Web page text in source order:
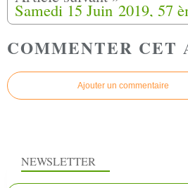
COMMENTER CET
Ajouter un commentaire
NEWSLETTER